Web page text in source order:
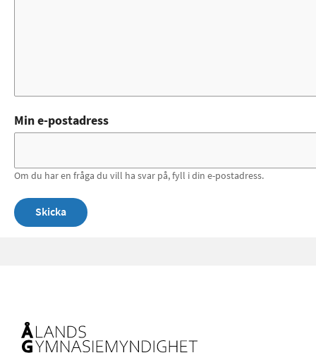
Min e-postadress
Om du har en fråga du vill ha svar på, fyll i din e-postadress.